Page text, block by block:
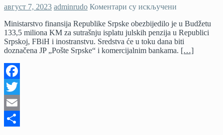
август 7, 2023 adminrudo Коментари су искључени
isplata
penzija
u
Srpskoj
Ministarstvo finansija Republike Srpske obezbijedilo je u Budžetu
133,5 miliona KM za sutrašnju isplatu julskih penzija u Republici
Srpskoj, FBiH i inostranstvu. Sredstva će u toku dana biti
doznačena ЈP „Pošte Srpske“ i komercijalnim bankama. […]
Facebook
Twitter
Email